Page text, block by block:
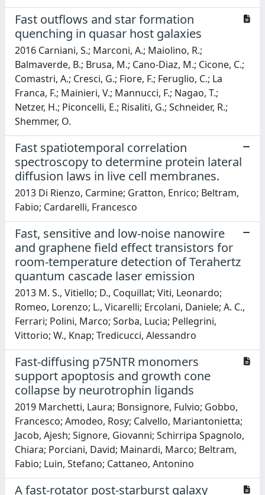
Fast outflows and star formation
quenching in quasar host galaxies
2016 Carniani, S.; Marconi, A.; Maiolino, R.;
Balmaverde, B.; Brusa, M.; Cano-Diaz, M.; Cicone, C.;
Comastri, A.; Cresci, G.; Fiore, F.; Feruglio, C.; La
Franca, F.; Mainieri, V.; Mannucci, F.; Nagao, T.;
Netzer, H.; Piconcelli, E.; Risaliti, G.; Schneider, R.;
Shemmer, O.
Fast spatiotemporal correlation
spectroscopy to determine protein lateral
diffusion laws in live cell membranes.
2013 Di Rienzo, Carmine; Gratton, Enrico; Beltram,
Fabio; Cardarelli, Francesco
Fast, sensitive and low-noise nanowire
and graphene field effect transistors for
room-temperature detection of Terahertz
quantum cascade laser emission
2013 M. S., Vitiello; D., Coquillat; Viti, Leonardo;
Romeo, Lorenzo; L., Vicarelli; Ercolani, Daniele; A. C.,
Ferrari; Polini, Marco; Sorba, Lucia; Pellegrini,
Vittorio; W., Knap; Tredicucci, Alessandro
Fast-diffusing p75NTR monomers
support apoptosis and growth cone
collapse by neurotrophin ligands
2019 Marchetti, Laura; Bonsignore, Fulvio; Gobbo,
Francesco; Amodeo, Rosy; Calvello, Mariantonietta;
Jacob, Ajesh; Signore, Giovanni; Schirripa Spagnolo,
Chiara; Porciani, David; Mainardi, Marco; Beltram,
Fabio; Luin, Stefano; Cattaneo, Antonino
A fast-rotator post-starburst galaxy